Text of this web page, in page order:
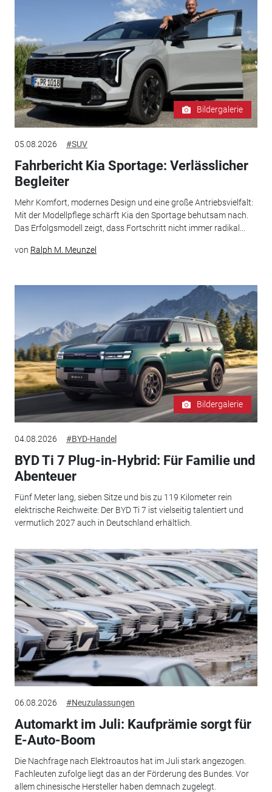
Bildergalerie
05.08.2026 #SUV
Fahrbericht Kia Sportage: Verlässlicher
Begleiter
Mehr Komfort, modernes Design und eine große Antriebsvielfalt:
Mit der Modellpflege schärft Kia den Sportage behutsam nach.
Das Erfolgsmodell zeigt, dass Fortschritt nicht immer radikal...
von Ralph M. Meunzel
Bildergalerie
04.08.2026 #BYD-Handel
BYD Ti 7 Plug-in-Hybrid: Für Familie und
Abenteuer
Fünf Meter lang, sieben Sitze und bis zu 119 Kilometer rein
elektrische Reichweite: Der BYD Ti 7 ist vielseitig talentiert und
vermutlich 2027 auch in Deutschland erhältlich.
06.08.2026 #Neuzulassungen
Automarkt im Juli: Kaufprämie sorgt für
E-Auto-Boom
Die Nachfrage nach Elektroautos hat im Juli stark angezogen.
Fachleuten zufolge liegt das an der Förderung des Bundes. Vor
allem chinesische Hersteller haben demnach zugelegt.